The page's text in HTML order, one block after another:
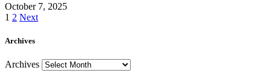
October 7, 2025
1 2 Next
Archives
Archives